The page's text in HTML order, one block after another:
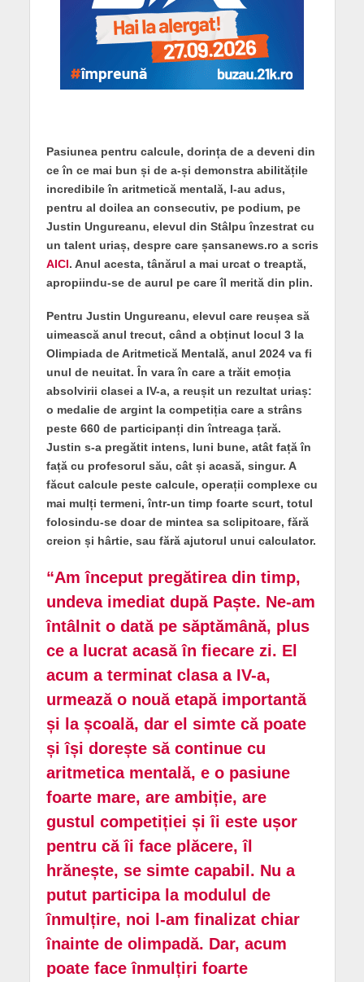
Pasiunea pentru calcule, dorința de a deveni din
ce în ce mai bun și de a-și demonstra abilitățile
incredibile în aritmetică mentală, l-au adus,
pentru al doilea an consecutiv, pe podium, pe
Justin Ungureanu, elevul din Stâlpu înzestrat cu
un talent uriaș, despre care șansanews.ro a scris
AICI. Anul acesta, tânărul a mai urcat o treaptă,
apropiindu-se de aurul pe care îl merită din plin.
Pentru Justin Ungureanu, elevul care reușea să
uimească anul trecut, când a obținut locul 3 la
Olimpiada de Aritmetică Mentală, anul 2024 va fi
unul de neuitat. În vara în care a trăit emoția
absolvirii clasei a IV-a, a reușit un rezultat uriaș:
o medalie de argint la competiția care a strâns
peste 660 de participanți din întreaga țară.
Justin s-a pregătit intens, luni bune, atât față în
față cu profesorul său, cât și acasă, singur. A
făcut calcule peste calcule, operații complexe cu
mai mulți termeni, într-un timp foarte scurt, totul
folosindu-se doar de mintea sa sclipitoare, fără
creion și hârtie, sau fără ajutorul unui calculator.
“Am început pregătirea din timp,
undeva imediat după Paște. Ne-am
întâlnit o dată pe săptămână, plus
ce a lucrat acasă în fiecare zi. El
acum a terminat clasa a IV-a,
urmează o nouă etapă importantă
și la școală, dar el simte că poate
și își dorește să continue cu
aritmetica mentală, e o pasiune
foarte mare, are ambiție, are
gustul competiției și îi este ușor
pentru că îi face plăcere, îl
hrănește, se simte capabil. Nu a
putut participa la modulul de
înmulțire, noi l-am finalizat chiar
înainte de olimpadă. Dar, acum
poate face înmulțiri foarte